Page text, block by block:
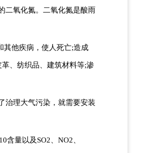
二氧化氮。二氧化氮是酸雨
其他疾病，使人死亡;造成
、纺织品、建筑材料等;渗
治理大气污染，就需要安装
含量以及SO2、NO2、